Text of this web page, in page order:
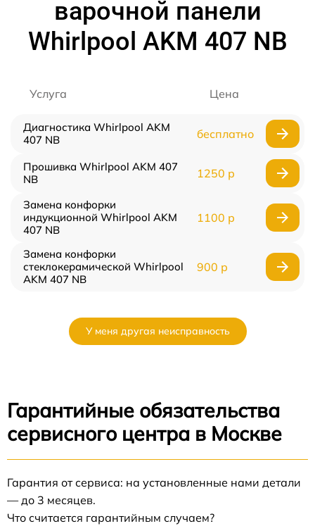
варочной панели
Whirlpool AKM 407 NB
Услуга Цена
Диагностика Whirlpool AKM
407 NB
бесплатно
Прошивка Whirlpool AKM 407
NB
1250 р
Замена конфорки
индукционной Whirlpool AKM
407 NB
1100 р
Замена конфорки
стеклокерамической Whirlpool
AKM 407 NB
900 р
У меня другая неисправность
Гарантийные обязательства
сервисного центра в Москве
Гарантия от сервиса: на установленные нами детали
— до 3 месяцев.
Что считается гарантийным случаем?